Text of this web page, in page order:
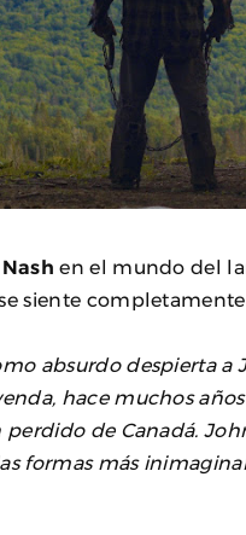
en el mundo del
siente completamente
absurdo despierta a
hace muchos
perdido de Canadá.
formas más